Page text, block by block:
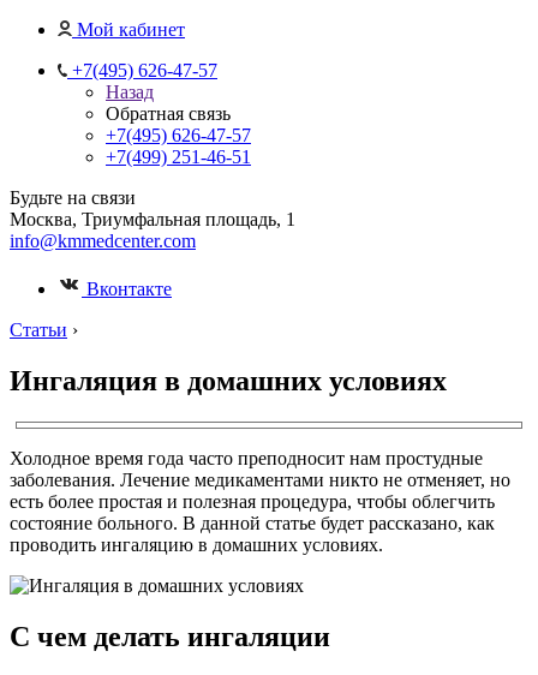
Мой кабинет
+7(495) 626-47-57
Назад
Обратная связь
+7(495) 626-47-57
+7(499) 251-46-51
Будьте на связи
Москва, Триумфальная площадь, 1
info@kmmedcenter.com
Вконтакте
Статьи ›
Ингаляция в домашних условиях
Холодное время года часто преподносит нам простудные
заболевания. Лечение медикаментами никто не отменяет, но
есть более простая и полезная процедура, чтобы облегчить
состояние больного. В данной статье будет рассказано, как
проводить ингаляцию в домашних условиях.
С чем делать ингаляции